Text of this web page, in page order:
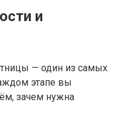
и
— один из самых
этапе вы
зачем нужна